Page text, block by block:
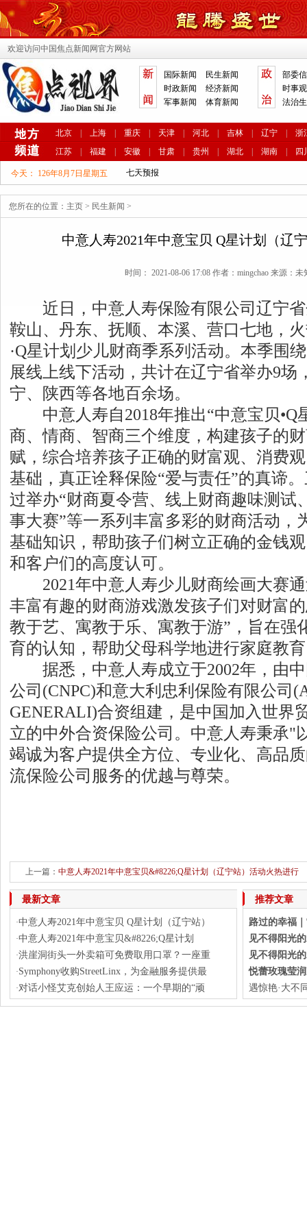
欢迎访问中国焦点新闻网官方网站
国际新闻
民生新闻
时政新闻
经济新闻
军事新闻
体育新闻
部委
时事
法治
北京 上海 重庆 天津 河北 吉林 辽宁
浙
江苏
福建 安徽 甘肃 贵州 湖北 湖南 四
今天： 126年8月7日星期五
您所在的位置： 主页 > 民生新闻 >
中意人寿2021年中意宝贝 Q星计划（辽
时间： 2021-08-06 17:08 作者：mingchao 来源：
近日，中意人寿保险有限公司辽宁省
鞍山、丹东、抚顺、本溪、营口七地，
·Q星计划少儿财商季系列活动。本季围
展线上线下活动，共计在辽宁省举办9场
宁、陕西等各地百余场。
中意人寿自2018年推出“中意宝贝•Q
商、情商、智商三个维度，构建孩子的
赋，综合培养孩子正确的财富观、消费
基础，真正诠释保险“爱与责任”的真谛
过举办“财商夏令营、线上财商趣味测试
事大赛”等一系列丰富多彩的财商活动，
基础知识，帮助孩子们树立正确的金钱
和客户们的高度认可。
2021年中意人寿少儿财商绘画大赛通
丰富有趣的财商游戏激发孩子们对财富
教于艺、寓教于乐、寓教于游”，旨在强
育的认知，帮助父母科学地进行家庭教
据悉，中意人寿成立于2002年，由中
公司(CNPC)和意大利忠利保险有限公司
GENERALI)合资组建，是中国加入世界
立的中外合资保险公司。中意人寿秉承"
竭诚为客户提供全方位、专业化、高品
流保险公司服务的优越与尊荣。
上一篇： 中意人寿2021年中意宝贝&#8226;Q星计划（辽宁站）活动火热进行
最新文章
·中意人寿2021年中意宝贝 Q星计划（辽宁站）
·中意人寿2021年中意宝贝&#8226;Q星计划
·洪崖洞街头一外卖箱可免费取用口罩？一座重
·Symphony收购StreetLinx，为金融服务提供最
·对话小怪艾克创始人王应运：一个早期的“顽
推荐文章
路过的幸福
见不得阳光
见不得阳光
悦蕾玫瑰莹
遇惊艳·大不